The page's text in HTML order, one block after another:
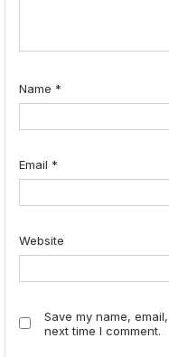
Name *
Email *
Website
Save my name,
next time I comment.